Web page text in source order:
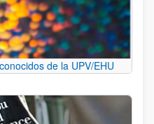
de la UPV/EHU